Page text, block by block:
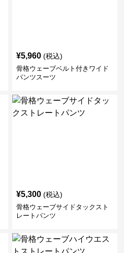
¥5,960 (税込)
骨格ウェーブベルト付きワイド
パンツスーツ
¥5,300 (税込)
骨格ウェーブサイドタックスト
レートパンツ